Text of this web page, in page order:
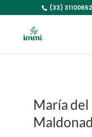
(33) 31100652
María del